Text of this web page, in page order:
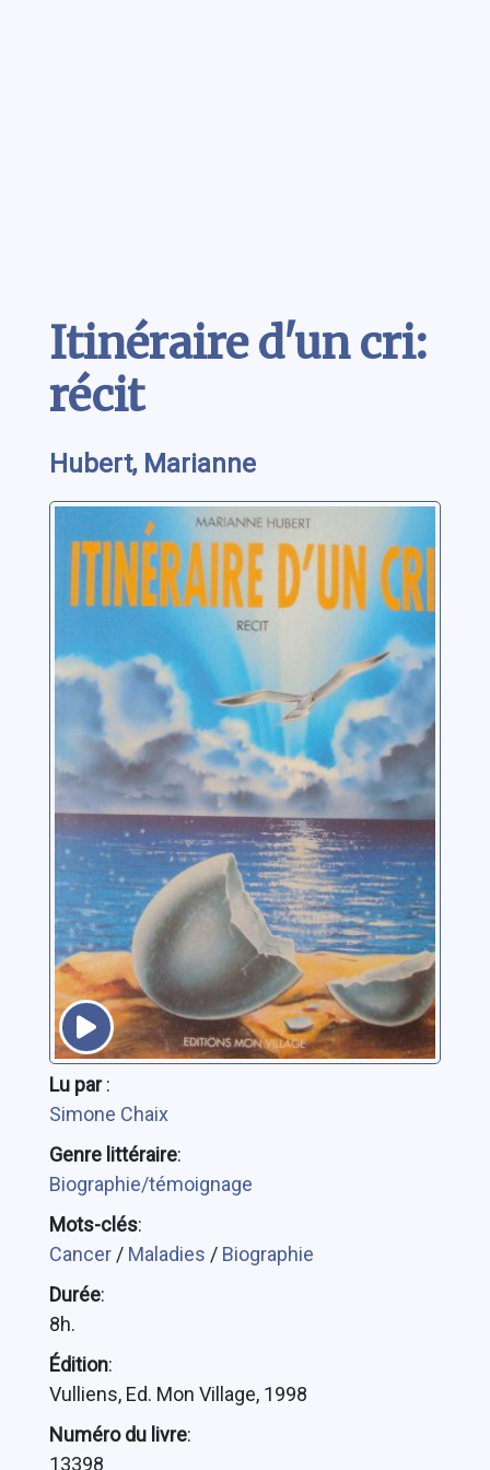
Itinéraire d'un cri:
récit
Hubert, Marianne
Lu par:
Simone Chaix
Genre littéraire:
Biographie/témoignage
Mots-clés:
Cancer / Maladies / Biographie
Durée:
8h.
Édition:
Vulliens, Ed. Mon Village, 1998
Numéro du livre:
13398